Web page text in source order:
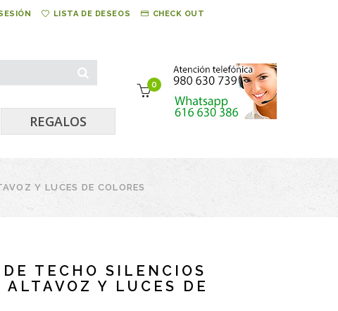
LISTA DE DESEOS CHECK OUT
0
REGALOS
Y LUCES DE COLORES
TECHO SILENCIOS
Y LUCES DE